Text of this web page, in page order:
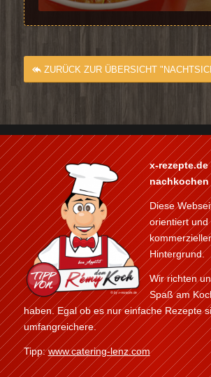
ZURÜCK ZUR ÜBERSICHT
x-
nachkochen
Diese
orientiert und
Hintergrund.
Wir richten
Spaß am
haben. Egal ob es nur einfache Rezepte
umfangreichere.
Tipp:www.catering-lenz.com